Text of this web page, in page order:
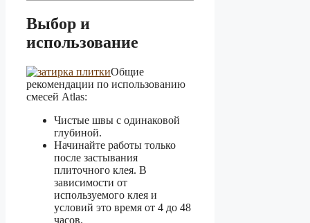
Выбор и
использование
Общие
рекомендации по использованию
смесей Atlas:
Чистые швы с одинаковой
глубиной.
Начинайте работы только
после застывания
плиточного клея. В
зависимости от
используемого клея и
условий это время от 4 до 48
часов.